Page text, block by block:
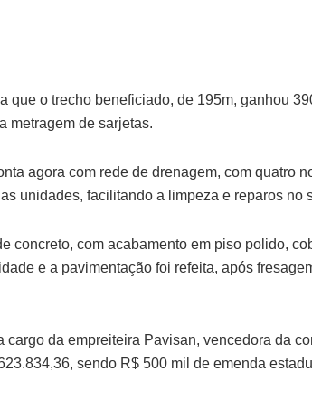
que o trecho beneficiado, de 195m, ganhou
metragem de sarjetas.
agora com rede de drenagem, com quatro
unidades, facilitando a limpeza e reparos no
concreto, com acabamento em piso polido,
e a pavimentação foi refeita, após
cargo da empreiteira Pavisan, vencedora da
sendo R$ 500 mil de emenda